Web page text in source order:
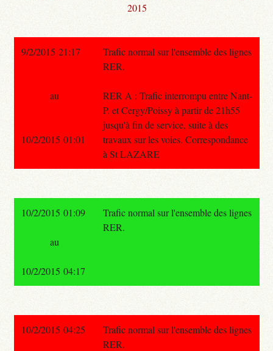
2015
9/2/2015 21:17
Trafic normal sur l'ensemble des lignes
RER.
RER A : Trafic interrompu entre Nant-
P. et Cergy/Poissy à partir de 21h55
jusqu'à fin de service, suite à des
travaux sur les voies. Correspondance
à St LAZARE
au
10/2/2015 01:01
10/2/2015 01:09
Trafic normal sur l'ensemble des lignes
RER.
au
10/2/2015 04:17
10/2/2015 04:25
Trafic normal sur l'ensemble des lignes
RER.